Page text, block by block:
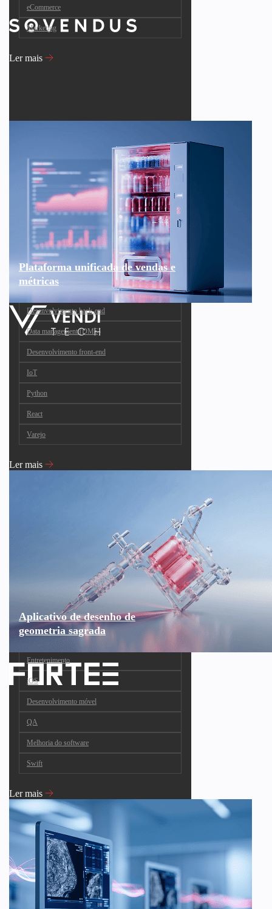
eCommerce
Marketing
Ler mais
Plataforma unificada de vendas e
métricas
Desenvolvimento back-end
Data management (DMS)
Desenvolvimento front-end
IoT
Python
React
Varejo
Ler mais
Aplicativo de desenho de
geometria sagrada
Entretenimento
iOS
Desenvolvimento móvel
QA
Melhoria do software
Swift
Ler mais